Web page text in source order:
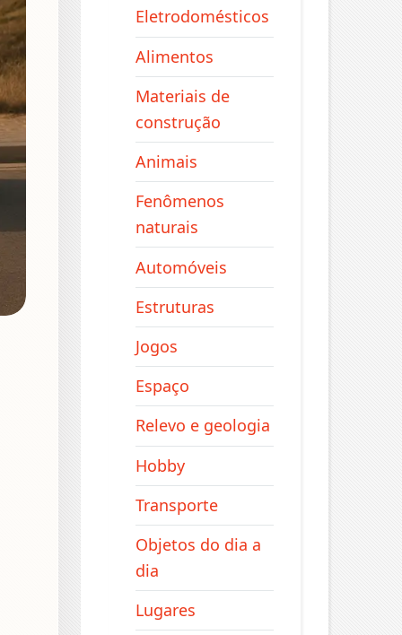
Eletrodomésticos
Alimentos
Materiais de
construção
Animais
Fenômenos
naturais
Automóveis
Estruturas
Jogos
Espaço
Relevo e geologia
Hobby
Transporte
Objetos do dia a
dia
Lugares